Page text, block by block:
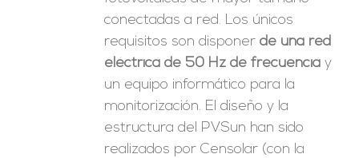
conectadas a red. Los únicos
requisitos son disponerde una red
eléctrica de 50 Hz de frecuencia y
un equipo informático para la
monitorización. El diseño y la
estructura del PVSun han sido
realizados por Censolar (con la